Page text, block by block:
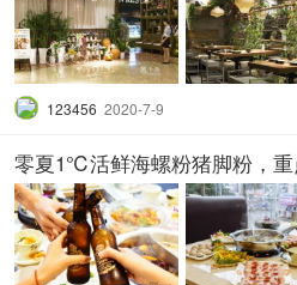
123456 2020-7-9
零夏1℃活鲜海螺粉猪脚粉，重